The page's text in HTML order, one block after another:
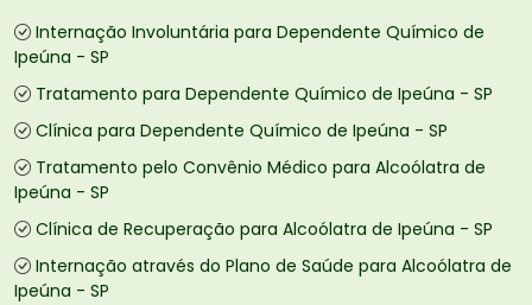
Internação Involuntária para Dependente Químico de
Ipeúna - SP
Tratamento para Dependente Químico de Ipeúna - SP
Clínica para Dependente Químico de Ipeúna - SP
Tratamento pelo Convênio Médico para Alcoólatra de
Ipeúna - SP
Clínica de Recuperação para Alcoólatra de Ipeúna - SP
Internação através do Plano de Saúde para Alcoólatra de
Ipeúna - SP